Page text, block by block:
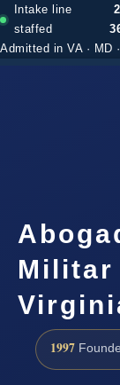
Intake line
staffed
Admitted in VA · MD
Militar
1997